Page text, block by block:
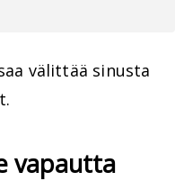
välittää sinusta
vapautta